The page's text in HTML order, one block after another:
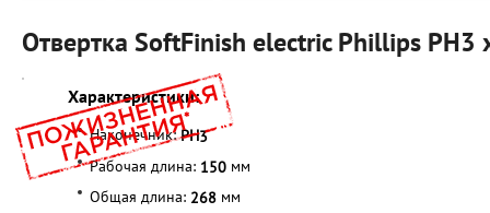
Отвертка SoftFinish electric Phillips
Характеристики:
Наконечник:PH3
Рабочая длина: 150 мм
Общая длина: 268 мм